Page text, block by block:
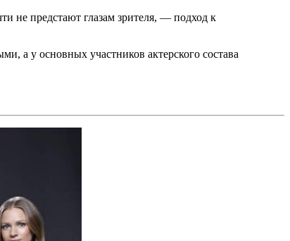
не предстают глазам зрителя, — подход к
а у основных участников актерского состава